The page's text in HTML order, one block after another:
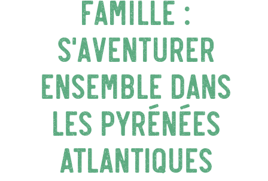
famille :
s’aventurer
ensemble dans
les Pyrénées
Atlantiques